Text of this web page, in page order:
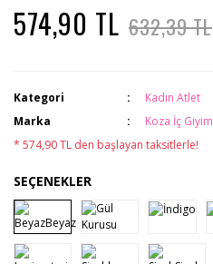
574,90 TL 632,39 TL
Kategori
Kadın Atlet
Marka
Koza İç Giyim
* 574,90 TL den başlayan taksitlerle!
SEÇENEKLER